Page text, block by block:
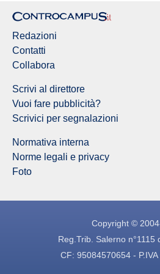
Redazioni
Contatti
Collabora
Scrivi al direttore
Vuoi fare pubblicità?
Scrivici per segnalazioni
Normativa interna
Norme legali e privacy
Foto
Copyright ©
Reg.Trib. Salerno n°1115
CF: 95084570654 -